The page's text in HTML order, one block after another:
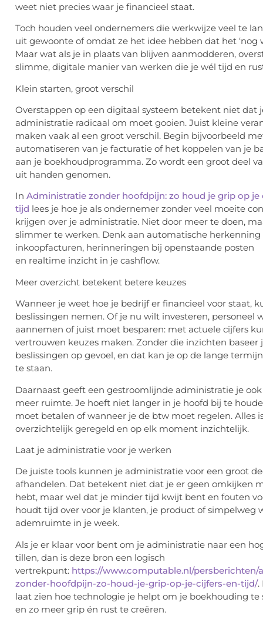
weet niet precies waar je financieel staat.
Toch houden veel ondernemers die werkwijze veel te
uit gewoonte of omdat ze het idee hebben dat het ‘nog
Maar wat als je in plaats van blijven aanmodderen,
slimme, digitale manier van werken die je wél tijd en
Klein starten, groot verschil
Overstappen op een digitaal systeem betekent niet dat
administratie radicaal om moet gooien. Juist kleine
maken vaak al een groot verschil. Begin bijvoorbeeld
automatiseren van je facturatie of het koppelen van je
aan je boekhoudprogramma. Zo wordt een groot deel
uit handen genomen.
In Administratie zonder hoofdpijn: zo houd je grip op je
tijd lees je hoe je als ondernemer zonder veel moeite
krijgen over je administratie. Niet door meer te doen,
slimmer te werken. Denk aan automatische herkenning
inkoopfacturen, herinneringen bij openstaande posten
en realtime inzicht in je cashflow.
Meer overzicht betekent betere keuzes
Wanneer je weet hoe je bedrijf er financieel voor staat,
beslissingen nemen. Of je nu wilt investeren, personeel
aannemen of juist moet besparen: met actuele cijfers
vertrouwen keuzes maken. Zonder die inzichten baseer
beslissingen op gevoel, en dat kan je op de lange
te staan.
Daarnaast geeft een gestroomlijnde administratie je
meer ruimte. Je hoeft niet langer in je hoofd bij te
moet betalen of wanneer je de btw moet regelen. Alles
overzichtelijk geregeld en op elk moment inzichtelijk.
Laat je administratie voor je werken
De juiste tools kunnen je administratie voor een groot
afhandelen. Dat betekent niet dat je er geen omkijken
hebt, maar wel dat je minder tijd kwijt bent en fouten
houdt tijd over voor je klanten, je product of simpelweg
ademruimte in je week.
Als je er klaar voor bent om je administratie naar een
tillen, dan is deze bron een logisch
vertrekpunt: https://www.computable.nl/persberichten/
zonder-hoofdpijn-zo-houd-je-grip-op-je-cijfers-en-tijd/.
laat zien hoe technologie je helpt om je boekhouding
en zo meer grip én rust te creëren.